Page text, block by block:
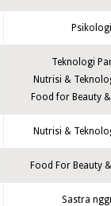
Psikologi
Teknologi
Nutrisi &
Food for Beauty
Nutrisi &
Food For Beauty
Sastra